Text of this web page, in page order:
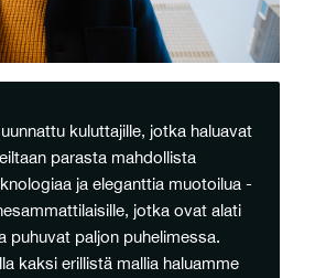
kuluttajille, jotka haluavat
parasta mahdollista
ja eleganttia muotoilua -
jotka ovat alati
puhuvat paljon puhelimessa.
kaksi erillistä mallia haluamme